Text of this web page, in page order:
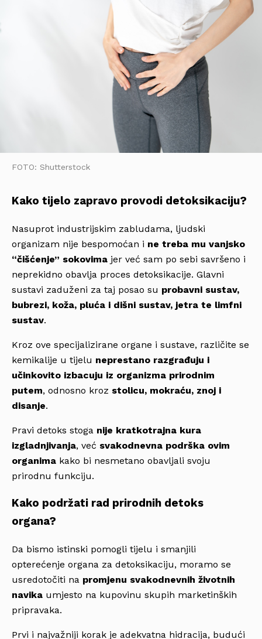
FOTO: Shutterstock
Kako tijelo zapravo provodi detoksikaciju?
Nasuprot industrijskim zabludama, ljudski
organizam nije bespomoćan i ne treba mu vanjsko
“čišćenje” sokovima jer već sam po sebi savršeno i
neprekidno obavlja proces detoksikacije. Glavni
sustavi zaduženi za taj posao su probavni sustav,
bubrezi, koža, pluća i dišni sustav, jetra te limfni
sustav.
Kroz ove specijalizirane organe i sustave, različite se
kemikalije u tijelu neprestano razgrađuju i
učinkovito izbacuju iz organizma prirodnim
putem, odnosno kroz stolicu, mokraću, znoj i
disanje.
Pravi detoks stoga nije kratkotrajna kura
izgladnjivanja, već svakodnevna podrška ovim
organima kako bi nesmetano obavljali svoju
prirodnu funkciju.
Kako podržati rad prirodnih detoks
organa?
Da bismo istinski pomogli tijelu i smanjili
opterećenje organa za detoksikaciju, moramo se
usredotočiti na promjenu svakodnevnih životnih
navika umjesto na kupovinu skupih marketinških
pripravaka.
Prvi i najvažniji korak je adekvatna hidracija, budući